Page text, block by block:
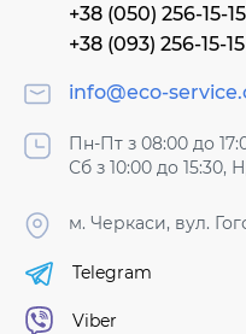
+38 (050) 256-15-15
+38 (093) 256-15-15
info@eco-
Пн-Пт з 08:00 до
Сб з 10:00 до 15:30,
м. Черкаси, вул.
Telegram
Viber